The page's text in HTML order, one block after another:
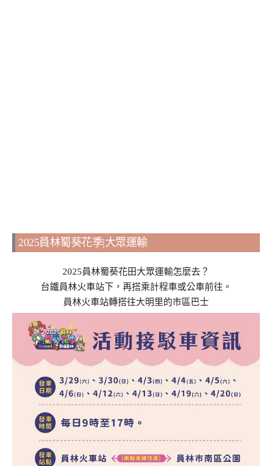
2025員林蜀葵花季|大眾運輸
2025員林蜀葵花田大眾運輸怎麼去？
台鐵員林火車站下，再搭乘計程車或公車前往。
員林火車站轉搭往大明里的市區巴士